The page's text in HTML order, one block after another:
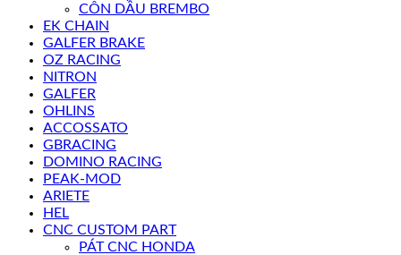
CÔN DẦU BREMBO
EK CHAIN
GALFER BRAKE
OZ RACING
NITRON
GALFER
OHLINS
ACCOSSATO
GBRACING
DOMINO RACING
PEAK-MOD
ARIETE
HEL
CNC CUSTOM PART
PÁT CNC HONDA